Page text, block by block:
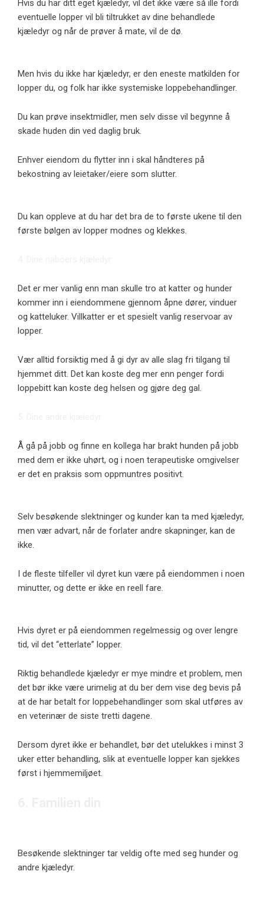
Hvis du har ditt eget kjæledyr, vil det ikke være så ille fordi
eventuelle lopper vil bli tiltrukket av dine behandlede
kjæledyr og når de prøver å mate, vil de dø.
Men hvis du ikke har kjæledyr, er den eneste matkilden for
lopper du, og folk har ikke systemiske loppebehandlinger.
Du kan prøve insektmidler, men selv disse vil begynne å
skade huden din ved daglig bruk.
Enhver eiendom du flytter inn i skal håndteres på
bekostning av leietaker/eiere som slutter.
Du kan oppleve at du har det bra de to første ukene til den
første bølgen av lopper modnes og klekkes.
Det er mer vanlig enn man skulle tro at katter og hunder
kommer inn i eiendommene gjennom åpne dører, vinduer
og katteluker. Villkatter er et spesielt vanlig reservoar av
lopper.
Vær alltid forsiktig med å gi dyr av alle slag fri tilgang til
hjemmet ditt. Det kan koste deg mer enn penger fordi
loppebitt kan koste deg helsen og gjøre deg gal.
Å gå på jobb og finne en kollega har brakt hunden på jobb
med dem er ikke uhørt, og i noen terapeutiske omgivelser
er det en praksis som oppmuntres positivt.
Selv besøkende slektninger og kunder kan ta med kjæledyr,
men vær advart, når de forlater andre skapninger, kan de
ikke.
I de fleste tilfeller vil dyret kun være på eiendommen i noen
minutter, og dette er ikke en reell fare.
Hvis dyret er på eiendommen regelmessig og over lengre
tid, vil det “etterlate” lopper.
Riktig behandlede kjæledyr er mye mindre et problem, men
det bør ikke være urimelig at du ber dem vise deg bevis på
at de har betalt for loppebehandlinger som skal utføres av
en veterinær de siste tretti dagene.
Dersom dyret ikke er behandlet, bør det utelukkes i minst 3
uker etter behandling, slik at eventuelle lopper kan sjekkes
først i hjemmemiljøet.
Besøkende slektninger tar veldig ofte med seg hunder og
andre kjæledyr.